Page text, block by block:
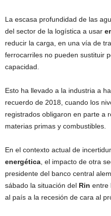
La escasa profundidad de las
del sector de la logística a usar
reducir la carga, en una vía de
ferrocarriles no pueden sustituir
capacidad.
Esto ha llevado a la industria a
recuerdo de 2018, cuando los
registrados obligaron en parte a
materias primas y combustibles.
En el contexto actual de
energética , el impacto de otra
presidente del banco central
sábado la situación del Rin entre
al país a la recesión de cara al